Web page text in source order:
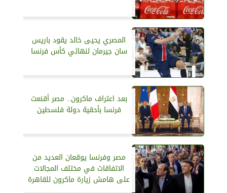
المصري يحيى خالد يقود باريس
سان جيرمان لنهائي كأس فرنسا
بعد اعتراف ماكرون.. مصر أقنعت
فرنسا بأحقية دولة فلسطين
مصر وفرنسا يوقعان العديد من
الاتفاقات في مختلف المجالات
على هامش زيارة ماكرون للقاهرة